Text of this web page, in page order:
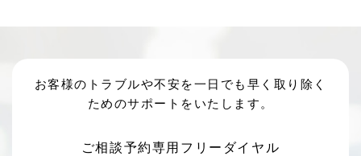
お客様のトラブルや不安を一日でも早く取り除く
ためのサポートをいたします。
ご相談予約専用フリーダイヤル